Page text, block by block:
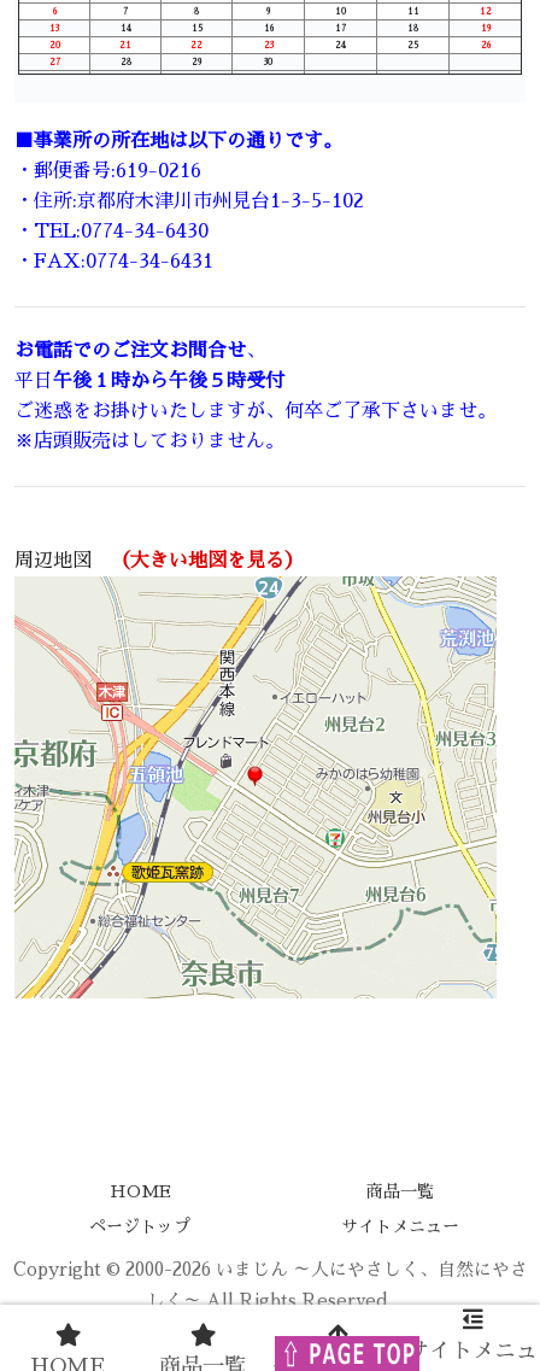
6
7 8 9 10 11
12
13
14 15 16 17 18
19
20
21 22 23 24 25
26
27
28 29 30
■事業所の所在地は以下の通りです。
・郵便番号:619-0216
・住所:京都府木津川市州見台1-3-5-102
・TEL:0774-34-6430
・FAX:0774-34-6431
お電話でのご注文お問合せ、
平日 午後１時から午後５時受付
ご迷惑をお掛けいたしますが、何卒ご了承下さいませ。
※店頭販売はしておりません。
周辺地図 （大きい地図を見る）
HOME 商品一覧
ページトップ サイトメニュー
Copyright © 2000-2026 いまじん ～人にやさしく、自然にやさ
しく～ All Rights Reserved.
HOME 商品一覧 ページトップ
サイトメニュ